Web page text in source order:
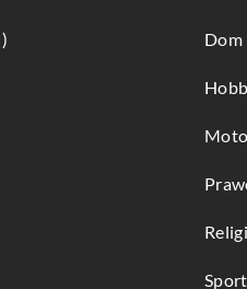
Dom
Sport